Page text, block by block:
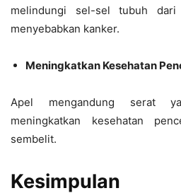
melindungi sel-sel tubuh dari
menyebabkan kanker.
Meningkatkan Kesehatan
Apel mengandung serat
meningkatkan kesehatan
sembelit.
Kesimpulan